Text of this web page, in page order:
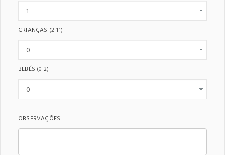
CRIANÇAS (2-11)
BEBÉS (0-2)
OBSERVAÇÕES